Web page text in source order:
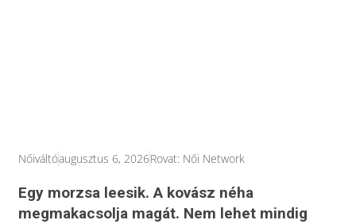
Nőiváltóaugusztus 6, 2026Rovat: Női Network
Egy morzsa leesik. A kovász néha
megmakacsolja magát. Nem lehet mindig